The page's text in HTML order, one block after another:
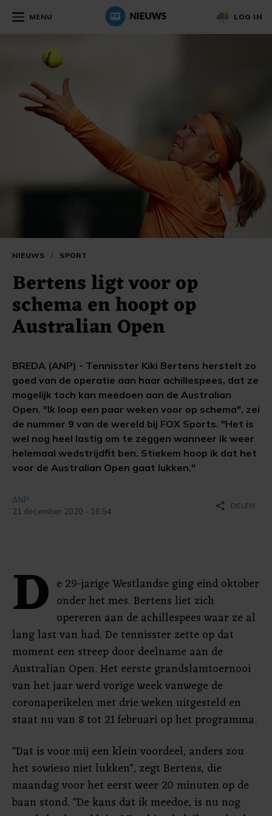
MENU LOG IN
NIEUWS / SPORT
Bertens ligt voor op
schema en hoopt op
Australian Open
BREDA (ANP) - Tennisster Kiki Bertens herstelt zo
goed van de operatie aan haar achillespees, dat ze
mogelijk toch kan meedoen aan de Australian
Open. "Ik loop een paar weken voor op schema", zei
de nummer 9 van de wereld bij FOX Sports. "Het is
wel nog heel lastig om te zeggen wanneer ik weer
helemaal wedstrijdfit ben. Stiekem hoop ik dat het
voor de Australian Open gaat lukken."
ANP
21 december 2020 - 16:54
share DELEN
D e 29-jarige Westlandse ging eind oktober
onder het mes. Bertens liet zich
opereren aan de achillespees waar ze al
lang last van had. De tennisster zette op dat
moment een streep door deelname aan de
Australian Open. Het eerste grandslamtoernooi
van het jaar werd vorige week vanwege de
coronaperikelen met drie weken uitgesteld en
staat nu van 8 tot 21 februari op het programma.
"Dat is voor mij een klein voordeel, anders zou
het sowieso niet lukken", zegt Bertens, die
maandag voor het eerst weer 20 minuten op de
baan stond. "De kans dat ik meedoe, is nu nog